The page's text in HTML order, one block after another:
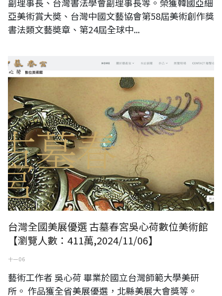
亞美術賞大奬、台灣中國文藝協會第58屆美術創作獎
書法類文藝奬章、第24屆全球中...
古墓春宮吳心荷數位美術館
台灣全國美展優選 古墓春宮吳心荷數位美術館
【瀏覽人數：411萬,2024/11/06】
十一 06
藝術工作者 吳心荷 畢業於國立台灣師範大學美研
所。 作品獲全省美展優選，北縣美展大會獎等。